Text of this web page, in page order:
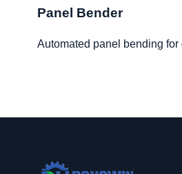
Panel Bender
Automated panel bending